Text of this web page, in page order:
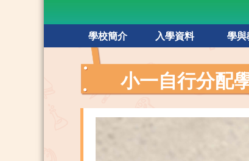
學校簡介 入學資料 學與
小一自行分配